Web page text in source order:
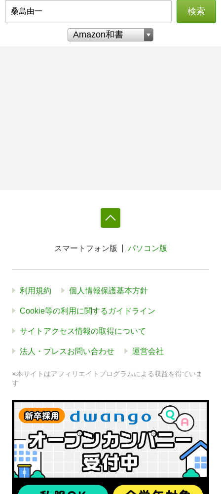
検索
スマートフォン版 パソコン版
利用規約 個人情報保護基本方針
Cookie等の利用に関するガイドライン
サイトアクセス情報の取得について
法人・プレスお問い合わせ 運営会社
※本サイトはアフィリエイトプログラムによる収益を得ていま
す